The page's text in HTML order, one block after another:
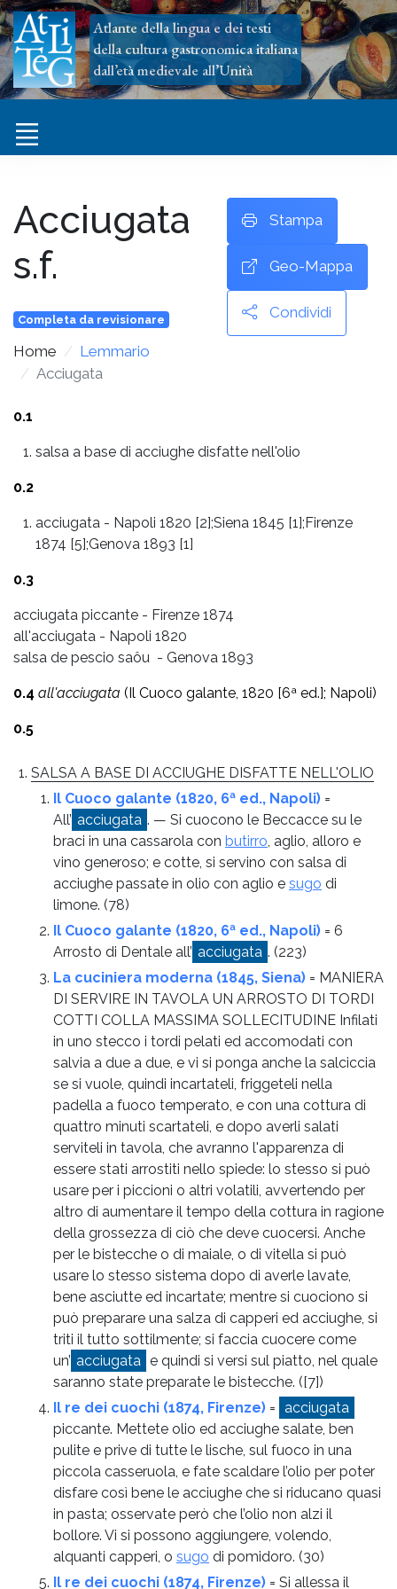
Atlante della lingua e dei testi
della cultura gastronomica italiana
dall’età medievale all’Unità
Acciugata
s.f.
Completa da revisionare
Home
Lemmario
Acciugata
Stampa
Geo-Mappa
Condividi
0.1
salsa a base di acciughe disfatte nell'olio
0.2
acciugata - Napoli 1820 [2];Siena 1845 [1];Firenze
1874 [5];Genova 1893 [1]
0.3
acciugata piccante - Firenze 1874
all'acciugata - Napoli 1820
salsa de pescio saôu - Genova 1893
0.4 all'acciugata (Il Cuoco galante, 1820 [6ª ed.]; Napoli)
0.5
SALSA A BASE DI ACCIUGHE DISFATTE NELL'OLIO
Il Cuoco galante (1820, 6ª ed., Napoli) =
All’ acciugata . — Si cuocono le Beccacce su le
braci in una cassarola con butirro, aglio, alloro e
vino generoso; e cotte, si servino con salsa di
acciughe passate in olio con aglio e sugo di
limone. (78)
Il Cuoco galante (1820, 6ª ed., Napoli) = 6
Arrosto di Dentale all’ acciugata . (223)
La cuciniera moderna (1845, Siena) = MANIERA
DI SERVIRE IN TAVOLA UN ARROSTO DI TORDI
COTTI COLLA MASSIMA SOLLECITUDINE Infilati
in uno stecco i tordi pelati ed accomodati con
salvia a due a due, e vi si ponga anche la salciccia
se si vuole, quindi incartateli, friggeteli nella
padella a fuoco temperato, e con una cottura di
quattro minuti scartateli, e dopo averli salati
serviteli in tavola, che avranno l'apparenza di
essere stati arrostiti nello spiede: lo stesso si può
usare per i piccioni o altri volatili, avvertendo per
altro di aumentare il tempo della cottura in ragione
della grossezza di ciò che deve cuocersi. Anche
per le bistecche o di maiale, o di vitella si può
usare lo stesso sistema dopo di averle lavate,
bene asciutte ed incartate; mentre si cuociono si
può preparare una salza di capperi ed acciughe, si
triti il tutto sottilmente; si faccia cuocere come
un’ acciugata e quindi si versi sul piatto, nel quale
saranno state preparate le bistecche. ([7])
Il re dei cuochi (1874, Firenze) = acciugata
piccante. Mettete olio ed acciughe salate, ben
pulite e prive di tutte le lische, sul fuoco in una
piccola casseruola, e fate scaldare l’olio per poter
disfare così bene le acciughe che si riducano quasi
in pasta; osservate però che l’olio non alzi il
bollore. Vi si possono aggiungere, volendo,
alquanti capperi, o sugo di pomidoro. (30)
Il re dei cuochi (1874, Firenze) = Si allessa il